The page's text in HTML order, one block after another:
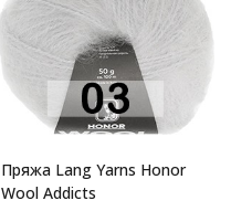
Пряжа Lang Yarns Honor
Wool Addicts